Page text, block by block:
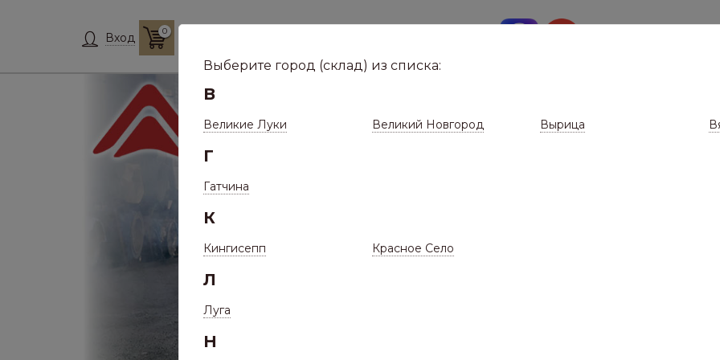
Вход 0
Выберите город (склад) из списка:
В
Великие Луки Великий Новгород Вырица
Г
Гатчина
К
Кингисепп Красное Село
Л
Луга
Н